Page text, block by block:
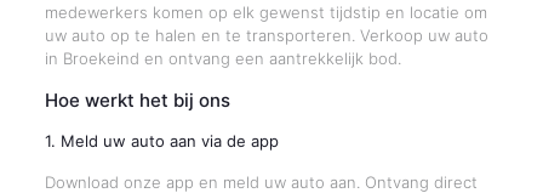
medewerkers komen op elk gewenst tijdstip en locatie om
uw auto op te halen en te transporteren. Verkoop uw auto
in Broekeind en ontvang een aantrekkelijk bod.
Hoe werkt het bij ons
1. Meld uw auto aan via de app
Download onze app en meld uw auto aan. Ontvang direct